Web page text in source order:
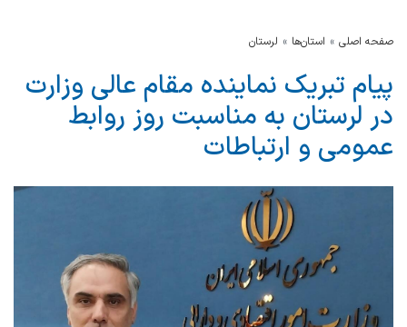
صفحه اصلی استان‌ها لرستان
پیام تبریک نماینده مقام عالی وزارت
در لرستان به مناسبت روز روابط
عمومی و ارتباطات